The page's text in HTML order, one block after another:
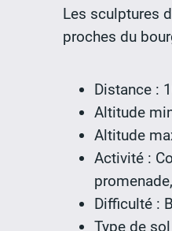
Les sculptures
proches du
Distance :
Altitude
Altitude
Activité :
Difficulté :
Type de